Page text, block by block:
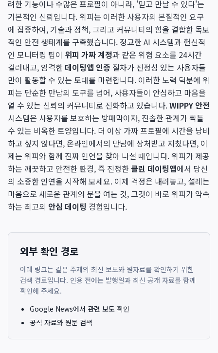
려한 기능이나 수많은 프로필이 아니라, '믿고 만날 수 있다'는
기본적인 신뢰입니다. 위피는 이러한 사용자의 본질적인 요구
에 집중하여, 기술과 정책, 그리고 커뮤니티의 힘을 결합한 독보
적인 안전 생태계를 구축했습니다. 정교한 AI 시스템과 헌신적
인 모니터링 팀이 위피 가짜 계정과 같은 위협 요소를 24시간
걸러내고, 엄격한 데이팅앱 인증 절차가 진정성 있는 사용자들
만이 활동할 수 있는 토대를 마련합니다. 이러한 노력 덕분에 위
피는 단순한 만남의 도구를 넘어, 사용자들이 안심하고 마음을
열 수 있는 신뢰의 커뮤니티로 진화하고 있습니다.WIPPY 안전
시스템은 사용자를 보호하는 방패막이자, 진솔한 관계가 싹틀
수 있는 비옥한 토양입니다. 더 이상 가짜 프로필에 시간을 낭비
하고 싶지 않다면, 온라인에서의 만남에 상처받고 지쳤다면, 이
제는 위피와 함께 진짜 인연을 찾아 나설 때입니다. 위피가 제공
하는 깨끗하고 안전한 환경, 즉 진정한클린 데이팅앱에서 당신
의 소중한 인연을 시작해 보세요. 이제 걱정은 내려놓고, 설레는
마음으로 새로운 관계의 문을 여는 것, 그것이 바로 위피가 약속
하는 최고의 안심 데이팅 경험입니다.
외부 확인 경로
아래 링크는 같은 주제의 최신 보도와 원자료를 확인하기 위한
검색 경로입니다. 인용 전에는 발행일과 최신 공개 자료를 함께
확인해 주세요.
Google News에서 관련 보도 확인
공식 자료와 원문 검색